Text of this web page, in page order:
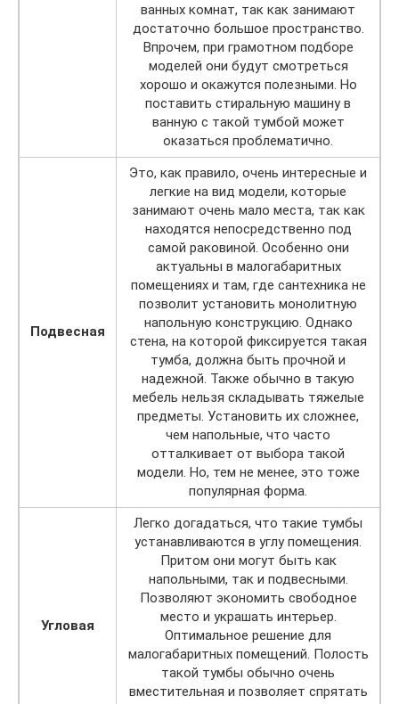
ванных комнат, так как занимают
достаточно большое пространство.
Впрочем, при грамотном подборе
моделей они будут смотреться
хорошо и окажутся полезными. Но
поставить стиральную машину в
ванную с такой тумбой может
оказаться проблематично.
Подвесная
Это, как правило, очень интересные и
легкие на вид модели, которые
занимают очень мало места, так как
находятся непосредственно под
самой раковиной. Особенно они
актуальны в малогабаритных
помещениях и там, где сантехника не
позволит установить монолитную
напольную конструкцию. Однако
стена, на которой фиксируется такая
тумба, должна быть прочной и
надежной. Также обычно в такую
мебель нельзя складывать тяжелые
предметы. Установить их сложнее,
чем напольные, что часто
отталкивает от выбора такой
модели. Но, тем не менее, это тоже
популярная форма.
Угловая
Легко догадаться, что такие тумбы
устанавливаются в углу помещения.
Притом они могут быть как
напольными, так и подвесными.
Позволяют экономить свободное
место и украшать интерьер.
Оптимальное решение для
малогабаритных помещений. Полость
такой тумбы обычно очень
вместительная и позволяет спрятать